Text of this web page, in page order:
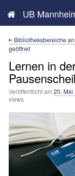
UB
Neues
Bibliotheksbereiche
geöffnet
Lernen in
Veröffentlicht am 20. Mai
views